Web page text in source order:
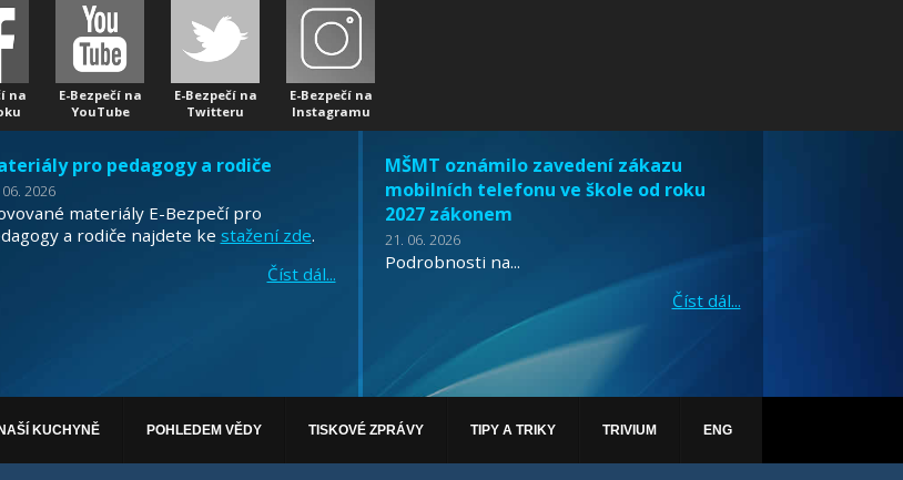
na
E-Bezpečí na
YouTube
E-Bezpečí na
Twitteru
E-Bezpečí na
Instagramu
pro pedagogy a rodiče
2026
materiály E-Bezpečí pro
a rodiče najdete ke stažení zde.
Číst dál...
MŠMT oznámilo zavedení zákazu
mobilních telefonu ve škole od roku
2027 zákonem
21. 06. 2026
Podrobnosti na...
Číst dál...
KUCHYNĚ POHLEDEM VĚDY TISKOVÉ ZPRÁVY TIPY A TRIKY TRIVIUM ENG